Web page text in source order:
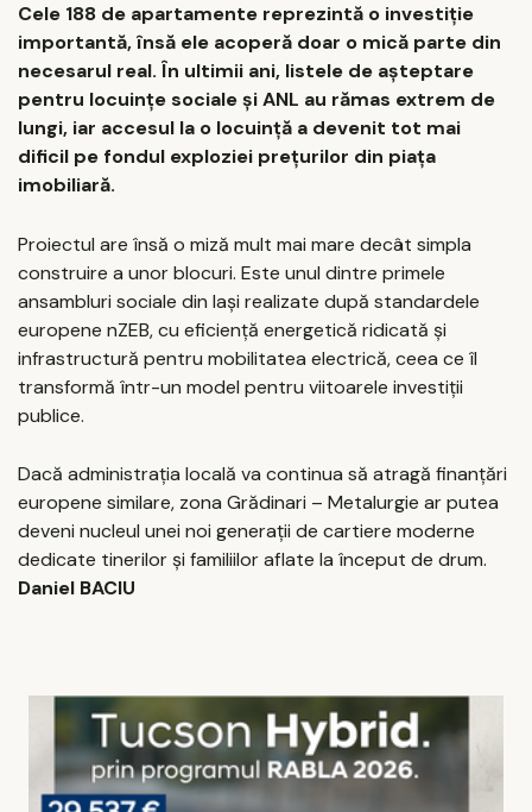
Cele 188 de apartamente reprezintă o investiție
importantă, însă ele acoperă doar o mică parte din
necesarul real. În ultimii ani, listele de așteptare
pentru locuințe sociale și ANL au rămas extrem de
lungi, iar accesul la o locuință a devenit tot mai
dificil pe fondul exploziei prețurilor din piața
imobiliară.
Proiectul are însă o miză mult mai mare decât simpla
construire a unor blocuri. Este unul dintre primele
ansambluri sociale din Iași realizate după standardele
europene nZEB, cu eficiență energetică ridicată și
infrastructură pentru mobilitatea electrică, ceea ce îl
transformă într-un model pentru viitoarele investiții
publice.
Dacă administrația locală va continua să atragă finanțări
europene similare, zona Grădinari – Metalurgie ar putea
deveni nucleul unei noi generații de cartiere moderne
dedicate tinerilor și familiilor aflate la început de drum.
Daniel BACIU